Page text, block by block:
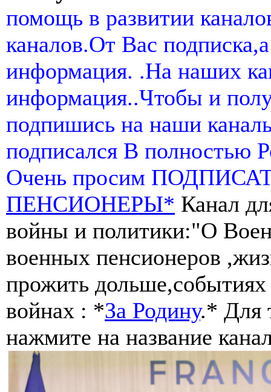
помощь в развитии
каналов.От Вас
информация. .На наших
информация..Чтобы и
подпишись на наши
подписался В полностью
Очень просим
ПЕНСИОНЕРЫ* Канал
войны и политики:"О
военных пенсионеров
прожить
войнах : *За Родину.* Для
нажмите на название